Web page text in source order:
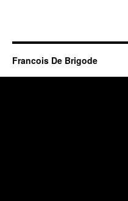
Francois De Brigode